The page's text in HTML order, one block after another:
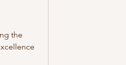
the